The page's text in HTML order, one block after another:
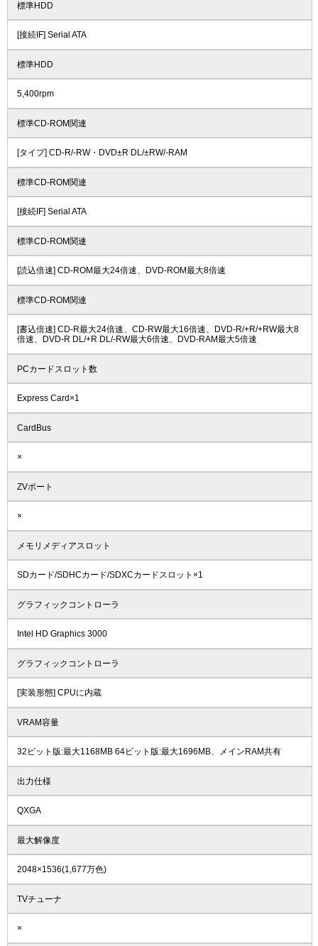
標準HDD
[接続IF] Serial ATA
標準HDD
5,400rpm
標準CD-ROM関連
[タイプ] CD-R/-RW・DVD±R DL/±RW/-RAM
標準CD-ROM関連
[接続IF] Serial ATA
標準CD-ROM関連
[読込倍速] CD-ROM最大24倍速、DVD-ROM最大8倍速
標準CD-ROM関連
[書込倍速] CD-R最大24倍速、CD-RW最大16倍速、DVD-R/+R/+RW最大8
倍速、DVD-R DL/+R DL/-RW最大6倍速、DVD-RAM最大5倍速
PCカードスロット数
Express Card×1
CardBus
×
ZVポート
×
メモリメディアスロット
SDカード/SDHCカード/SDXCカードスロット×1
グラフィックコントローラ
Intel HD Graphics 3000
グラフィックコントローラ
[実装形態] CPUに内蔵
VRAM容量
32ビット版:最大1168MB 64ビット版:最大1696MB、メインRAM共有
出力仕様
QXGA
最大解像度
2048×1536(1,677万色)
TVチューナ
×